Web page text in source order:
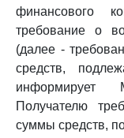
финансового
требование о
(далее -
средств,
информирует
Получателю
суммы средств,